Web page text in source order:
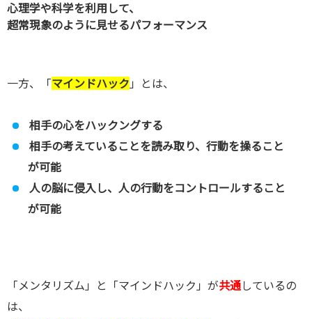
心理学や科学を利用して、
超常現象のように見せるパフォーマンス
一方、「マインドハック 」とは、
相手の心をハックングする
相手の考えていることを読み取り、行動を操ること
が可能
人の脳に侵入し、人の行動をコントロールすること
が可能
「メンタリズム」と「マインドハック」が共通しているの
は、